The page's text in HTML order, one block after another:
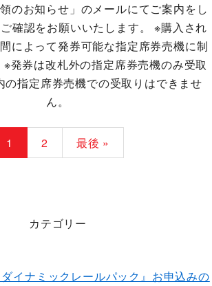
のお知らせ」のメールにてご案内をし
確認をお願いいたします。 ※購入され
によって発券可能な指定席券売機に制
発券は改札外の指定席券売機のみ受取
の指定席券売機での受取りはできませ
ん。
1 2 最後 »
カテゴリー
ダイナミックレールパック』お申込みの